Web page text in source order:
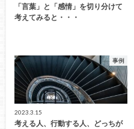
「言葉」と「感情」を切り分けて
考えてみると・・・
事例
2023.3.15
考える人、行動する人、どっちが